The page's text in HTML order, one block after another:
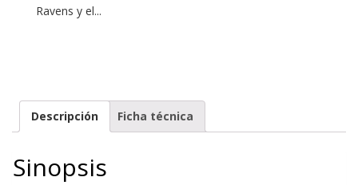
Ravens y el...
Descripción Ficha técnica
Sinopsis